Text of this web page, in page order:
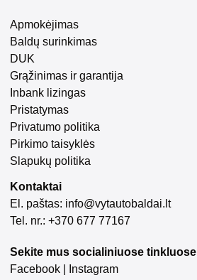
Apmokėjimas
Baldų surinkimas
DUK
Grąžinimas ir garantija
Inbank lizingas
Pristatymas
Privatumo politika
Pirkimo taisyklės
Slapukų politika
Kontaktai
El. paštas: info@vytautobaldai.lt
Tel. nr.: +370 677 77167
Sekite mus socialiniuose tinkluose
Facebook
Instagram